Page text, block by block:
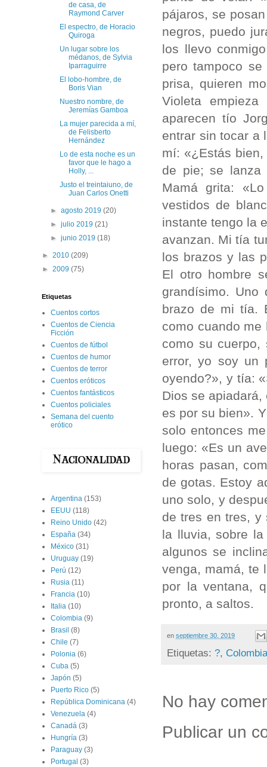
pájaros, se
negros, puedo
los llevo
pero tampoco
prisa, quieren
Violeta
aparecen tío
entrar sin tocar a
mí: «¿Estás
de pie; se lanza
Mamá grita:
vestidos de
instante tengo la
avanzan. Mi tía
los brazos y las
El otro hombre
grandísimo.
brazo de mi tía.
como cuando
como su cuerpo,
error, yo soy un
oyendo?», y tía:
Dios se
es por su bien».
solo entonces
luego: «Es un
horas pasan,
de gotas. Estoy
uno solo, y
de tres en tres, y
la lluvia, sobre
algunos se
venga, mamá, te
por la ventana,
pronto, a saltos.
en septiembre 30, 2019
Etiquetas: ?, Colombia
No hay
Publicar un
de casa, de
Raymond Carver
El espectro, de Horacio
Quiroga
Un lugar sobre los
médanos, de Sylvia
Iparraguirre
El lobo-hombre, de
Boris Vian
Nuestro nombre, de
Jeremías Gamboa
La mujer parecida a mí,
de Felisberto
Hernández
Lo de esta noche es un
favor que le hago a
Holly, ...
Justo el treintaiuno, de
Juan Carlos Onetti
►agosto 2019(20)
►julio 2019(21)
►junio 2019(18)
► 2010 (209)
► 2009 (75)
Etiquetas
Cuentos cortos
Cuentos de Ciencia
Ficción
Cuentos de fútbol
Cuentos de humor
Cuentos de terror
Cuentos eróticos
Cuentos fantásticos
Cuentos policiales
Semana del cuento
erótico
Argentina (153)
EEUU (118)
Reino Unido (42)
España (34)
México (31)
Uruguay (19)
Perú (12)
Rusia (11)
Francia (10)
Italia (10)
Colombia (9)
Brasil (8)
Chile (7)
Polonia (6)
Cuba (5)
Japón (5)
Puerto Rico (5)
República Dominicana (4)
Venezuela (4)
Canadá (3)
Hungría (3)
Paraguay (3)
Portugal (3)